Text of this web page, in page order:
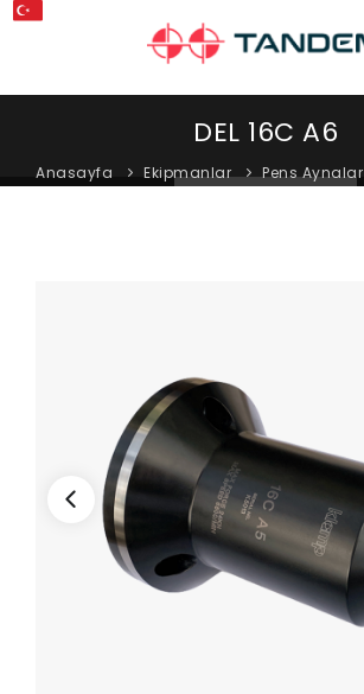
ANA SAYFA
İLETIŞIM
DEL 16C A6
Anasayfa Ekipmanlar Pens Aynalar